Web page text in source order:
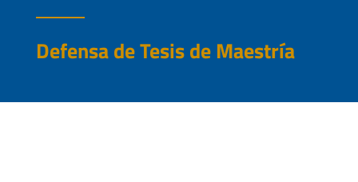
Defensa de Tesis de Maestría